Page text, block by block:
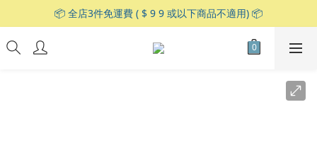
📦 全店3件免運費 ( $ 9 9 或以下商品不適用) 📦